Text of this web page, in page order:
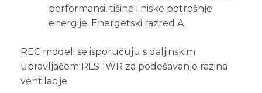
performansi, tišine i niske potrošnje
energije. Energetski razred A.
REC modeli se isporučuju s daljinskim
upravljačem RLS 1WR za podešavanje razina
ventilacije.